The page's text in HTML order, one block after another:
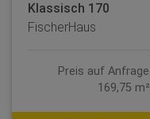
Klassisch 170
FischerHaus
Preis auf Anfrage
169,75 m²